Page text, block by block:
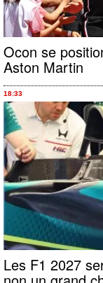
Ocon se
Aston Martin
18:33
Les F1 2027